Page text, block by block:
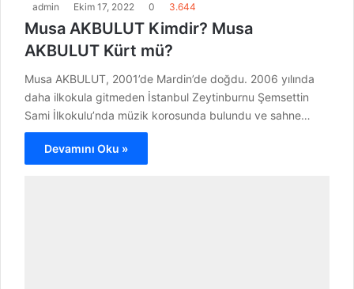
admin Ekim 17, 2022 0 3.644
Musa AKBULUT Kimdir? Musa
AKBULUT Kürt mü?
Musa AKBULUT, 2001’de Mardin’de doğdu. 2006 yılında
daha ilkokula gitmeden İstanbul Zeytinburnu Şemsettin
Sami İlkokulu’nda müzik korosunda bulundu ve sahne…
Devamını Oku »